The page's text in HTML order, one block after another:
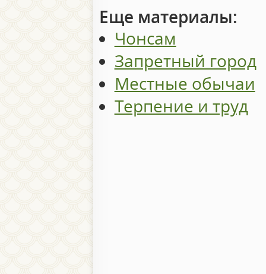
Еще материалы:
Чонсам
Запретный город
Местные обычаи
Терпение и труд